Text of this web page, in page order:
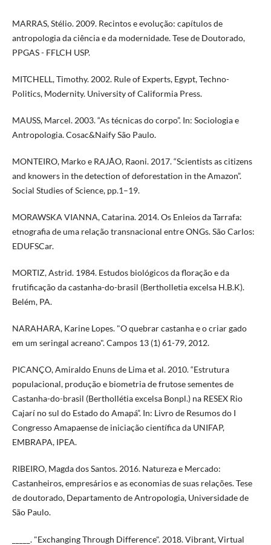
MARRAS, Stélio. 2009. Recintos e evolução: capítulos de
antropologia da ciência e da modernidade. Tese de Doutorado,
PPGAS - FFLCH USP.
MITCHELL, Timothy. 2002. Rule of Experts, Egypt, Techno-
Politics, Modernity. University of Califormia Press.
MAUSS, Marcel. 2003. “As técnicas do corpo”. In: Sociologia e
Antropologia. Cosac&Naify São Paulo.
MONTEIRO, Marko e RAJÃO, Raoni. 2017. “Scientists as citizens
and knowers in the detection of deforestation in the Amazon”.
Social Studies of Science, pp.1–19.
MORAWSKA VIANNA, Catarina. 2014. Os Enleios da Tarrafa:
etnografia de uma relação transnacional entre ONGs. São Carlos:
EDUFSCar.
MORTIZ, Astrid. 1984. Estudos biológicos da floração e da
frutificação da castanha-do-brasil (Bertholletia excelsa H.B.K).
Belém, PA.
NARAHARA, Karine Lopes. "O quebrar castanha e o criar gado
em um seringal acreano". Campos 13 (1) 61-79, 2012.
PICANÇO, Amiraldo Enuns de Lima et al. 2010. “Estrutura
populacional, produção e biometria de frutose sementes de
Castanha-do-brasil (Berthollétia excelsa Bonpl.) na RESEX Rio
Cajarí no sul do Estado do Amapá”. In: Livro de Resumos do I
Congresso Amapaense de iniciação científica da UNIFAP,
EMBRAPA, IPEA.
RIBEIRO, Magda dos Santos. 2016. Natureza e Mercado:
Castanheiros, empresários e as economias de suas relações. Tese
de doutorado, Departamento de Antropologia, Universidade de
São Paulo.
_____. "Exchanging Through Difference". 2018. Vibrant, Virtual